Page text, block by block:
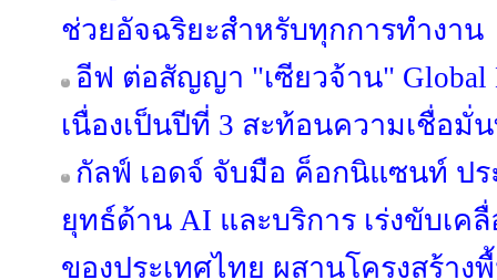
ช่วยอัจฉริยะสำหรับทุกการทำงาน
อีฟ ต่อสัญญา "เซียวจ้าน" Global
เนื่องเป็นปีที่ 3 สะท้อนความเชื่อมั่
กัลฟ์ เอดจ์ จับมือ ค็อกนิแซนท์ ป
ยุทธ์ด้าน AI และบริการ เร่งขับเค
ของประเทศไทย ผสานโครงสร้า